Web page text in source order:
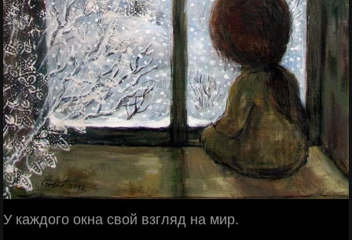
У каждого окна свой взгляд на мир.